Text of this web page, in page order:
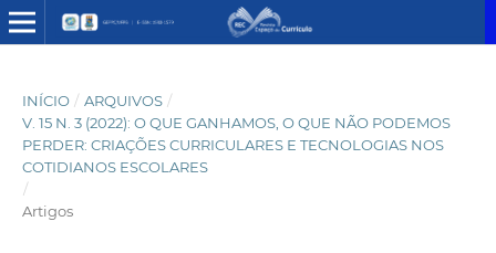
INÍCIO / ARQUIVOS /
V. 15 N. 3 (2022): O QUE GANHAMOS, O QUE NÃO PODEMOS
PERDER: CRIAÇÕES CURRICULARES E TECNOLOGIAS NOS
COTIDIANOS ESCOLARES
/
Artigos